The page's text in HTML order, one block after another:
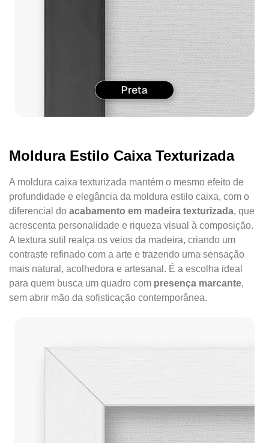
Moldura Estilo Caixa Texturizada
A moldura caixa texturizada mantém o mesmo efeito de
profundidade e elegância da moldura estilo caixa, com o
diferencial do acabamento em madeira texturizada, que
acrescenta personalidade e riqueza visual à composição.
A textura sutil realça os veios da madeira, criando um
contraste refinado com a arte e trazendo uma sensação
mais natural, acolhedora e artesanal. É a escolha ideal
para quem busca um quadro com presença marcante,
sem abrir mão da sofisticação contemporânea.